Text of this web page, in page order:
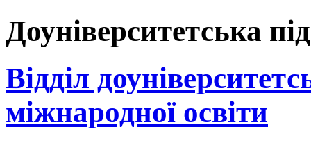
Доуніверситетська
Відділ
міжнародної освіти